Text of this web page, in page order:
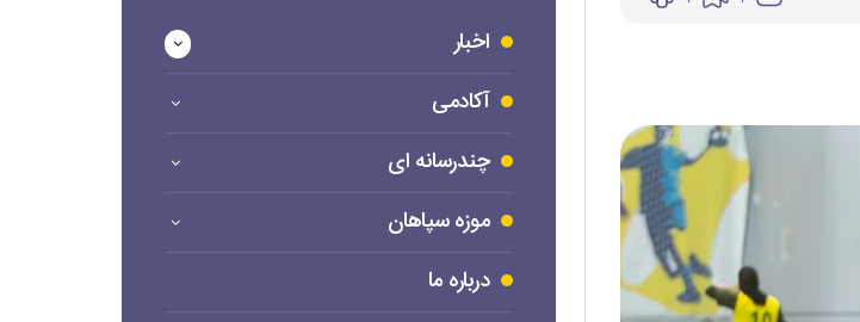
اخبار
آکادمی
چندرسانه ای
موزه سپاهان
درباره ما